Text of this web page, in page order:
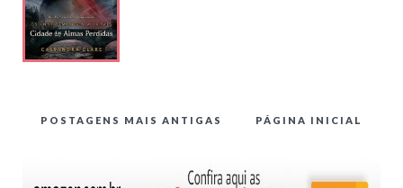
POSTAGENS MAIS ANTIGAS PÁGINA INICIAL